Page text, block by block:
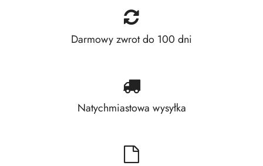
Darmowy zwrot do 100 dni
Natychmiastowa wysyłka